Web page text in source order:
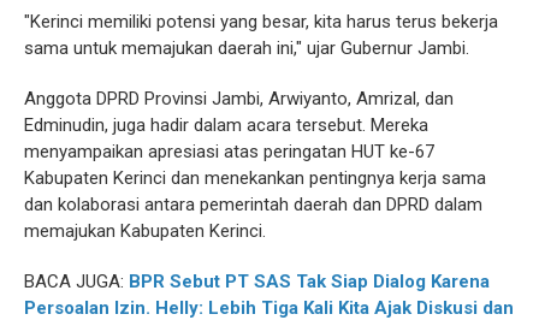
"Kerinci memiliki potensi yang besar, kita harus terus bekerja
sama untuk memajukan daerah ini," ujar Gubernur Jambi.
Anggota DPRD Provinsi Jambi, Arwiyanto, Amrizal, dan
Edminudin, juga hadir dalam acara tersebut. Mereka
menyampaikan apresiasi atas peringatan HUT ke-67
Kabupaten Kerinci dan menekankan pentingnya kerja sama
dan kolaborasi antara pemerintah daerah dan DPRD dalam
memajukan Kabupaten Kerinci.
BACA JUGA: BPR Sebut PT SAS Tak Siap Dialog Karena
Persoalan Izin. Helly: Lebih Tiga Kali Kita Ajak Diskusi dan